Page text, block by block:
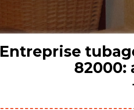
Entreprise
82000: